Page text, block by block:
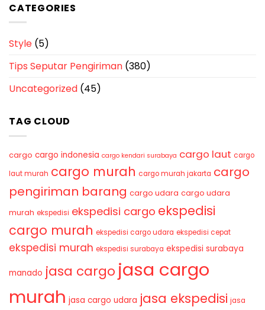
CATEGORIES
Style (5)
Tips Seputar Pengiriman (380)
Uncategorized (45)
TAG CLOUD
cargo cargo indonesia cargo kendari surabaya cargo laut cargo
laut murah cargo murah cargo murah jakarta cargo
pengiriman barang cargo udara cargo udara
murah ekspedisi ekspedisi cargo ekspedisi
cargo murah ekspedisi cargo udara ekspedisi cepat
ekspedisi murah ekspedisi surabaya ekspedisi surabaya
manado jasa cargo jasa cargo
murah jasa cargo udara jasa ekspedisi jasa